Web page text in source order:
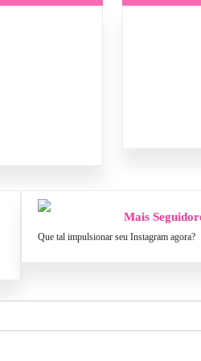
Mais
Que tal impulsionar seu Instagram agora?